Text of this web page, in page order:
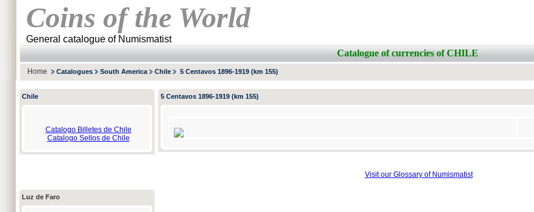
Coins of the World
General catalogue of Numismatist
Catalogue of currencies of CHILE
Home Catalogues South America Chile 5 Centavos 1896-1919 (km 155)
Chile
Catalogo Billetes de Chile
Catalogo Sellos de Chile
Luz de Faro
5 Centavos 1896-1919 (km 155)
Visit our Glossary of Numismatist